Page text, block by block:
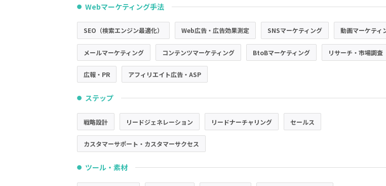
● Webマーケティング手法
SEO（検索エンジン最適化） Web広告・広告効果測定 SNSマーケティング 動画マーケティ
メールマーケティング コンテンツマーケティング BtoBマーケティング リサーチ・市場調査
広報・PR アフィリエイト広告・ASP
● ステップ
戦略設計 リードジェネレーション リードナーチャリング セールス
カスタマーサポート・カスタマーサクセス
● ツール・素材